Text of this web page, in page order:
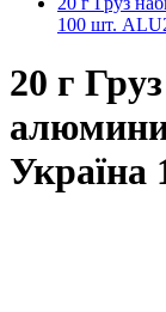
100 шт.
20 г
Україна